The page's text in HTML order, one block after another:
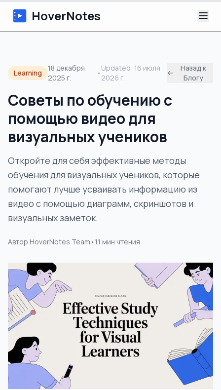
HoverNotes
Extension
ИИ-видеоконспекты
О нас
Блог
Learning
18 декабря
2025 г.
•
Updated: 16 июля
2026 г.
Назад к
Блогу
Советы по обучению с
помощью видео для
визуальных учеников
Откройте для себя эффективные методы
обучения для визуальных учеников, которые
помогают лучше усваивать информацию из
видео с помощью диаграмм, скриншотов и
визуальных заметок.
Автор HoverNotes Team • 11 мин чтения